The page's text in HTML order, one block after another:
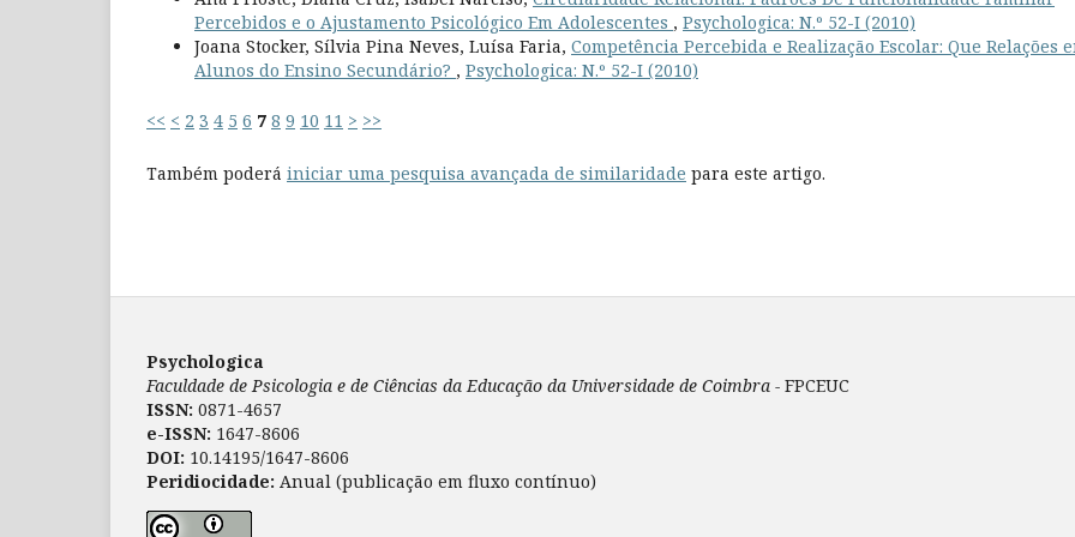
Percebidos e o Ajustamento Psicológico Em Adolescentes , Psychologica: N.º 52-I (2010)
Joana Stocker, Sílvia Pina Neves, Luísa Faria, Competência Percebida e Realização Escolar: Que Relações
Alunos do Ensino Secundário? , Psychologica: N.º 52-I (2010)
<< < 2 3 4 5 6 7 8 9 10 11 > >>
Também poderá iniciar uma pesquisa avançada de similaridade para este artigo.
Psychologica
Faculdade de Psicologia e de Ciências da Educação da Universidade de Coimbra - FPCEUC
ISSN: 0871-4657
e-ISSN: 1647-8606
DOI: 10.14195/1647-8606
Peridiocidade: Anual (publicação em fluxo contínuo)